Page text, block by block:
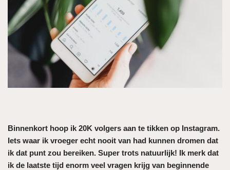
Binnenkort hoop ik 20K volgers aan te tikken op Instagram.
Iets waar ik vroeger echt nooit van had kunnen dromen dat
ik dat punt zou bereiken. Super trots natuurlijk! Ik merk dat
ik de laatste tijd enorm veel vragen krijg van beginnende